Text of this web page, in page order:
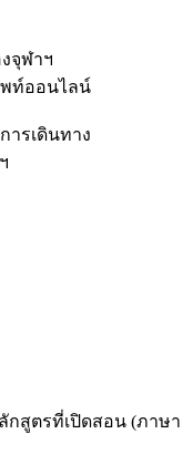
จุฬาฯ
ท์ออนไลน์
ารเดินทาง
กสูตรที่เปิดสอน (ภาษา